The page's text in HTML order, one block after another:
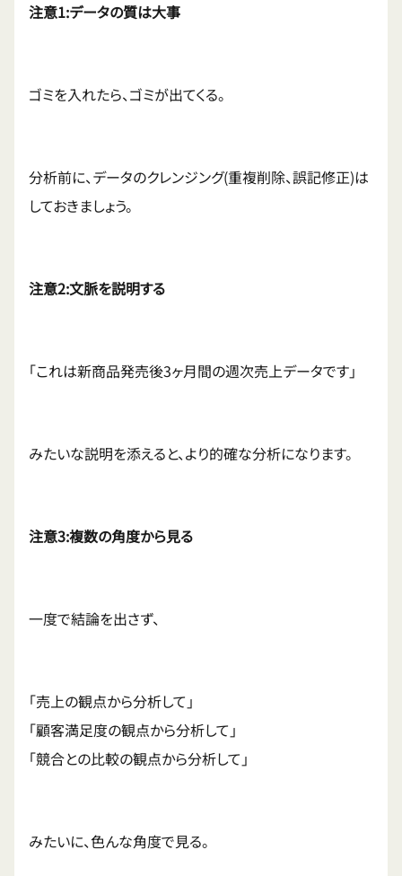
注意1:データの質は大事
ゴミを入れたら、ゴミが出てくる。
分析前に、データのクレンジング(重複削除、誤記修正)は
しておきましょう。
注意2:文脈を説明する
「これは新商品発売後3ヶ月間の週次売上データです」
みたいな説明を添えると、より的確な分析になります。
注意3:複数の角度から見る
一度で結論を出さず、
「売上の観点から分析して」
「顧客満足度の観点から分析して」
「競合との比較の観点から分析して」
みたいに、色んな角度で見る。